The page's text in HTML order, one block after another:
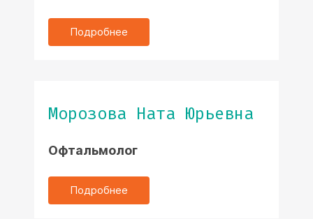
Подробнее
Морозова Ната Юрьевна
Офтальмолог
Подробнее